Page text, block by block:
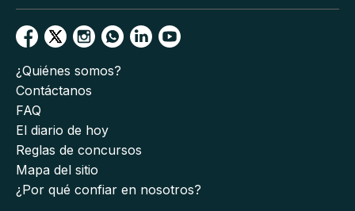
¿Quiénes somos?
Contáctanos
FAQ
El diario de hoy
Reglas de concursos
Mapa del sitio
¿Por qué confiar en nosotros?